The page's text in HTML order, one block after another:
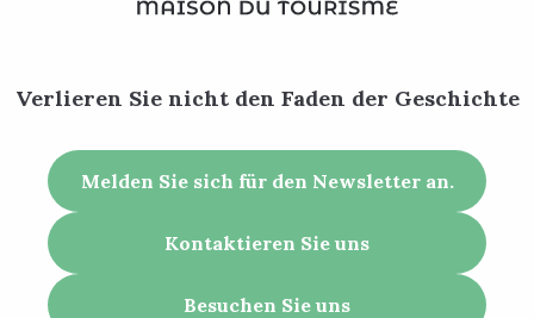
Verlieren Sie nicht den Faden der Geschichte
Melden Sie sich für den Newsletter an.
Kontaktieren Sie uns
Besuchen Sie uns